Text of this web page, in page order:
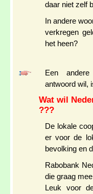
daar niet zelf
In andere
verkregen
het heen?
Een
antwoord wil,
Wat wil
???
De lokale
er voor de
bevolking en
Rabobank
die graag
Leuk voor